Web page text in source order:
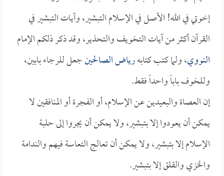
إخوتي في الله! الأصل في الإسلام التبشير، وآيات التبشير في
القرآن أكثر من آيات التخويف والتحذير، وقد ذكر ذلكم الإمام
النووي، ولما كتب كتابهرياض الصالحينجعل للرجاء بابين،
وللخوف باباً واحداً فقط.
إن العصاة والبعيدين عن الإسلام، أو الفجرة أو المنافقين لا
يمكن أن يعودوا إلا بتبشير، ولا يمكن أن يجروا إلى حلبة
الإسلام إلا بتبشير، ولا يمكن أن تعالج التعاسة فيهم والندامة
والخزي والقلق إلا بتبشير.